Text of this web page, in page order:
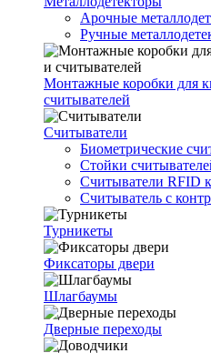
Арочные
Ручные
Монтажные коробки для
считывателей
Считыватели
Биометрические
Стойки
Считыватели RFID
Считыватель с
Турникеты
Фиксаторы двери
Шлагбаумы
Дверные переходы